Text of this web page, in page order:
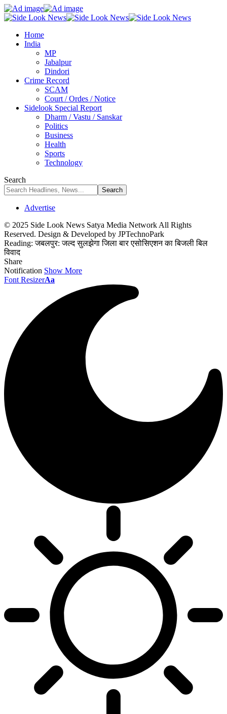
Home
India
MP
Jabalpur
Dindori
Crime Record
SCAM
Court / Ordes / Notice
Sidelook Special Report
Dharm / Vastu / Sanskar
Politics
Business
Health
Sports
Technology
Search
Advertise
© 2025 Side Look News Satya Media Network All Rights
Reserved. Design & Developed by JPTechnoPark
Reading: जबलपुर: जल्द सुलझेगा जिला बार एसोसिएशन का बिजली बिल
विवाद
Share
Notification Show More
Font ResizerAa